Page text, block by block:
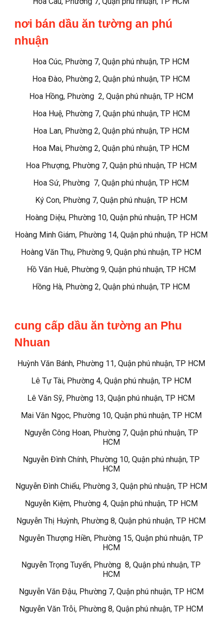
nơi bán dầu ăn tường an phú
nhuận
Hoa Cúc, Phường 7, Quận phú nhuận, TP HCM
Hoa Đào, Phường 2, Quận phú nhuận, TP HCM
Hoa Hồng, Phường 2, Quận phú nhuận, TP HCM
Hoa Huệ, Phường 7, Quận phú nhuận, TP HCM
Hoa Lan, Phường 2, Quận phú nhuận, TP HCM
Hoa Mai, Phường 2, Quận phú nhuận, TP HCM
Hoa Phượng, Phường 7, Quận phú nhuận, TP HCM
Hoa Sứ, Phường 7, Quận phú nhuận, TP HCM
Ký Con, Phường 7, Quận phú nhuận, TP HCM
Hoàng Diệu, Phường 10, Quận phú nhuận, TP HCM
Hoàng Minh Giám, Phường 14, Quận phú nhuận, TP HCM
Hoàng Văn Thụ, Phường 9, Quận phú nhuận, TP HCM
Hồ Văn Huê, Phường 9, Quận phú nhuận, TP HCM
Hồng Hà, Phường 2, Quận phú nhuận, TP HCM
cung cấp dầu ăn tường an Phu
Nhuan
Huỳnh Văn Bánh, Phường 11, Quận phú nhuận, TP HCM
Lê Tự Tài, Phường 4, Quận phú nhuận, TP HCM
Lê Văn Sỹ, Phường 13, Quận phú nhuận, TP HCM
Mai Văn Ngọc, Phường 10, Quận phú nhuận, TP HCM
Nguyễn Công Hoan, Phường 7, Quận phú nhuận, TP
HCM
Nguyễn Đình Chính, Phường 10, Quận phú nhuận, TP
HCM
Nguyễn Đình Chiểu, Phường 3, Quận phú nhuận, TP HCM
Nguyễn Kiệm, Phường 4, Quận phú nhuận, TP HCM
Nguyễn Thị Huỳnh, Phường 8, Quận phú nhuận, TP HCM
Nguyễn Thượng Hiền, Phường 15, Quận phú nhuận, TP
HCM
Nguyễn Trọng Tuyển, Phường 8, Quận phú nhuận, TP
HCM
Nguyễn Văn Đậu, Phường 7, Quận phú nhuận, TP HCM
Nguyễn Văn Trỗi, Phường 8, Quận phú nhuận, TP HCM